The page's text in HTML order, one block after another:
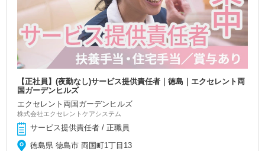
【正社員】(夜勤なし)サービス提供責任者｜徳島｜エクセレント両
国ガーデンヒルズ
エクセレント両国ガーデンヒルズ
株式会社エクセレントケアシステム
サービス提供責任者 / 正職員
徳島県 徳島市 両国町1丁目13